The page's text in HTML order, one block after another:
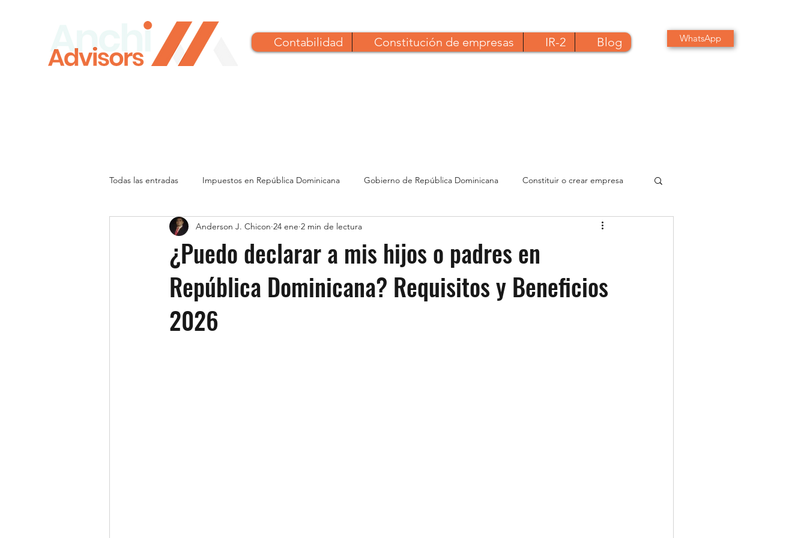
Contabilidad Constitución de empresas IR-2 Blog WhatsApp
Todas las entradas Impuestos en República Dominicana Gobierno de República Dominicana Constituir o crear empresa
Tesorería de la seguridad social Retenciones de impuestos Formularios de envío DGII
ITBIS Declaración IR-2 Servicios de Contabilidad El Consultorio Tributario Contabilidad de Costos
income tax
¿Puedo declarar a mis hijos o padres en
República Dominicana? Requisitos y Beneficios
2026
Anderson J. Chicon 24 ene 2 min de lectura